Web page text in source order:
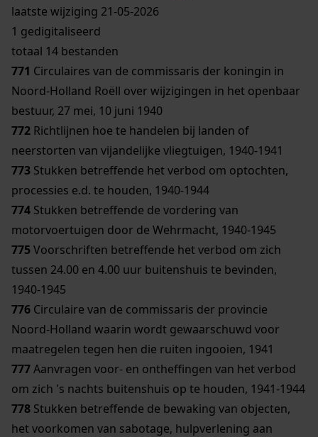
laatste wijziging 21-05-2026
1 gedigitaliseerd
totaal 14 bestanden
771 Circulaires van de commissaris der koningin in
Noord-Holland Roëll over wijzigingen in het openbaar
bestuur, 27 mei, 10 juni 1940
772 Richtlijnen hoe te handelen bij landen of
neerstorten van vijandelijke vliegtuigen, 1940-1941
773 Stukken betreffende het verbod om optochten,
processies e.d. te houden, 1940-1944
774 Stukken betreffende de vordering van
motorvoertuigen door de Wehrmacht, 1940-1945
775Voorschriften betreffende het verbod om zich
tussen 24.00 en 4.00 uur buitenshuis te bevinden,
1940-1945
776 Circulaire van de commissaris der provincie
Noord-Holland waarin wordt gewaarschuwd voor
maatregelen tegen hen die ruiten ingooien, 1941
777Aanvragen voor- en ontheffingen van het verbod
om zich 's nachts buitenshuis op te houden, 1941-1944
778 Stukken betreffende de bewaking van objecten,
het voorkomen van sabotage, hulpverlening aan